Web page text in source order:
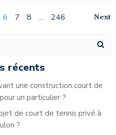
Page
6 Page
7 Page
8 … Page
246 Next
récents
une construction court de
un particulier ?
de court de tennis privé à
?